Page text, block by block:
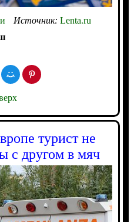
Источник: Lenta.ru
турист не
с другом в мяч